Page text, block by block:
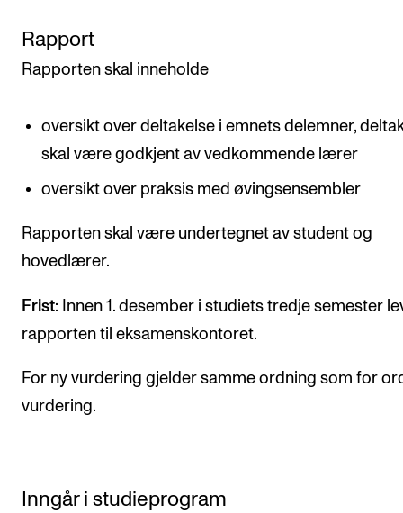
Rapport
Rapporten skal inneholde
oversikt over deltakelse i emnets delemner,
skal være godkjent av vedkommende lærer
oversikt over praksis med øvingsensembler
Rapporten skal være undertegnet av student og
hovedlærer.
Frist: Innen 1. desember i studiets tredje semester
rapporten til eksamenskontoret.
For ny vurdering gjelder samme ordning som for
vurdering.
Inngår i studieprogram